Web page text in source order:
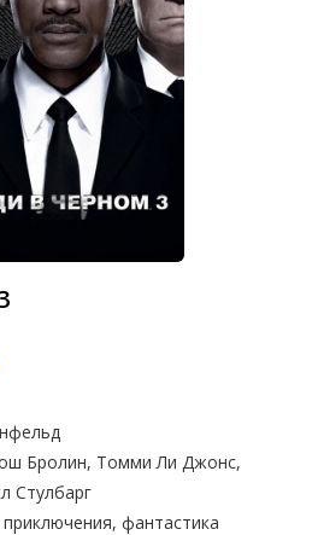
Бролин, Томми Ли Джонс,
Стулбарг
фантастика